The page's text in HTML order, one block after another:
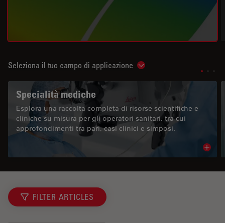
Seleziona il tuo campo di applicazione Show subnavigation
Specialità mediche
Esplora una raccolta completa di risorse scientifiche e
cliniche su misura per gli operatori sanitari, tra cui
approfondimenti tra pari, casi clinici e simposi.
FILTER ARTICLES